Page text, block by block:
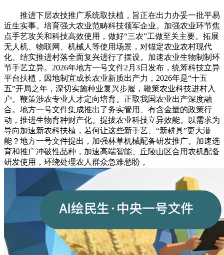
推进下层农技推广系统取扶植，旨正在出力办妥一批平易
近生实事。培育强大农业范畴科技领军企业。加强农业环节焦
点手艺攻关和科技高效使用，做好“三农”工做至关主要。拓展
无人机、物联网、机械人等使用场景，对锚定农业农村现代
化、结实推进村落全面复兴进行了摆设。加速农业生物制制环
节手艺立异。2026年地方一号文件2月3日发布，统筹科技立异
平台扶植，因地制宜成长农业新质出产力，2026年是“十五
五”开局之年，深切实施种业复兴步履，鞭策农业科技进村入
户。鞭策涉农专业人才定向培育。正取我国农业出产深度融
合。地方一号文件集成推出了务实管用、有含金量的政策行
动，推进生物育种财产化。提拔农业科技立异效能。以需求为
导向加速新农科扶植，若何让这些新手艺、“新耕具”更大潜
能？地方一号文件提出，加强林草机械配备研发推广。加速选
育和推广冲破性品种，加速高端智能、丘陵山区合用农机配备
研发使用，环绕处理农人群众急难愁盼，